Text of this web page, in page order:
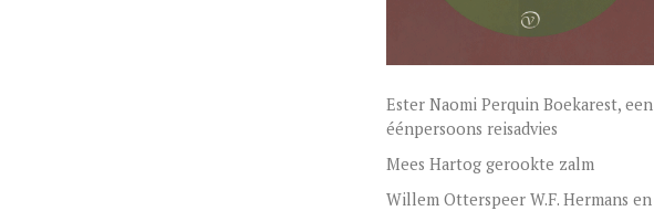
Ester Naomi Perquin Boekarest, een
éénpersoons reisadvies
Mees Hartog gerookte zalm
Willem Otterspeer W.F. Hermans en